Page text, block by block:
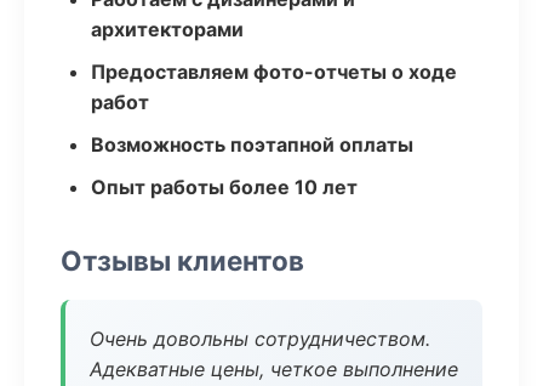
архитекторами
Предоставляем фото-отчеты о ходе
работ
Возможность поэтапной оплаты
Опыт работы более 10 лет
Отзывы клиентов
Очень довольны сотрудничеством.
Адекватные цены, четкое выполнение